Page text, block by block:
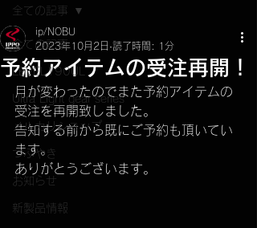
全ての記事
LEVEL190UL
Ultra Light gear series
メルカリショップ
つぶやき
お知らせ
新製品情報
全ての記事
予約アイテムの受注再開！
ip/NOBU
2023年10月2日 読了時間: 1分
月が変わったのでまた予約アイテムの
受注を再開致しました。
告知する前から既にご予約も頂いてい
ます。
ありがとうございます。